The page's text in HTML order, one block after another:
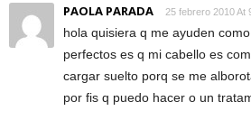
PAOLA PARADA 25 febrero 2010 At
hola quisiera q me ayuden
perfectos es q mi cabello es
cargar suelto porq se me
por fis q puedo hacer o un